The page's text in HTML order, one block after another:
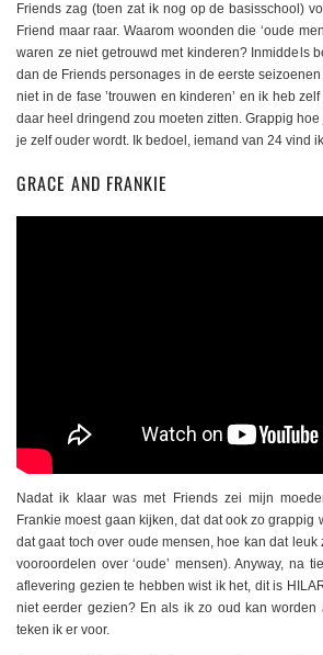
Friends zag (toen zat ik nog op de basisschool)
Friend maar raar. Waarom woonden die ‘oude
waren ze niet getrouwd met kinderen? Inmiddels
dan de Friends personages in de eerste
niet in de fase ’trouwen en kinderen’ en ik heb
daar heel dringend zou moeten zitten. Grappig
je zelf ouder wordt. Ik bedoel, iemand van 24 vind
GRACE AND FRANKIE
Nadat ik klaar was met Friends zei mijn
Frankie moest gaan kijken, dat dat ook zo grappig
dat gaat toch over oude mensen, hoe kan dat leuk
vooroordelen over ‘oude’ mensen). Anyway, na
aflevering gezien te hebben wist ik het, dit is
niet eerder gezien? En als ik zo oud kan worden
teken ik er voor.